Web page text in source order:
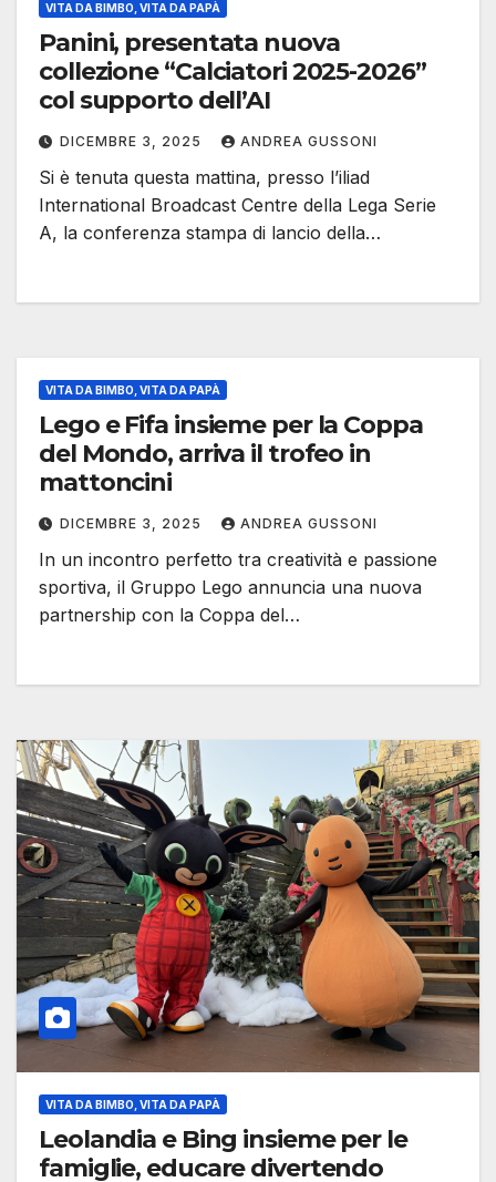
VITA DA BIMBO, VITA DA PAPÀ
Panini, presentata nuova
collezione “Calciatori 2025-2026”
col supporto dell’AI
DICEMBRE 3, 2025 ANDREA GUSSONI
Si è tenuta questa mattina, presso l’iliad
International Broadcast Centre della Lega Serie
A, la conferenza stampa di lancio della…
VITA DA BIMBO, VITA DA PAPÀ
Lego e Fifa insieme per la Coppa
del Mondo, arriva il trofeo in
mattoncini
DICEMBRE 3, 2025 ANDREA GUSSONI
In un incontro perfetto tra creatività e passione
sportiva, il Gruppo Lego annuncia una nuova
partnership con la Coppa del…
VITA DA BIMBO, VITA DA PAPÀ
Leolandia e Bing insieme per le
famiglie, educare divertendo